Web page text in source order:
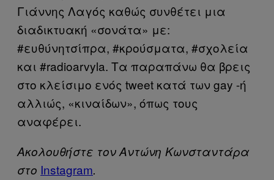
Γιάννης Λαγός καθώς συνθέτει μια
διαδικτυακή «σονάτα» με:
#ευθύνητσίπρα, #κρούσματα, #σχολεία
και #radioarvyla. Τα παραπάνω θα βρεις
στο κλείσιμο ενός tweet κατά των gay -ή
αλλιώς, «κιναίδων», όπως τους
αναφέρει.
Ακολουθήστε τον Αντώνη Κωνσταντάρα
στο Ιnstagram.